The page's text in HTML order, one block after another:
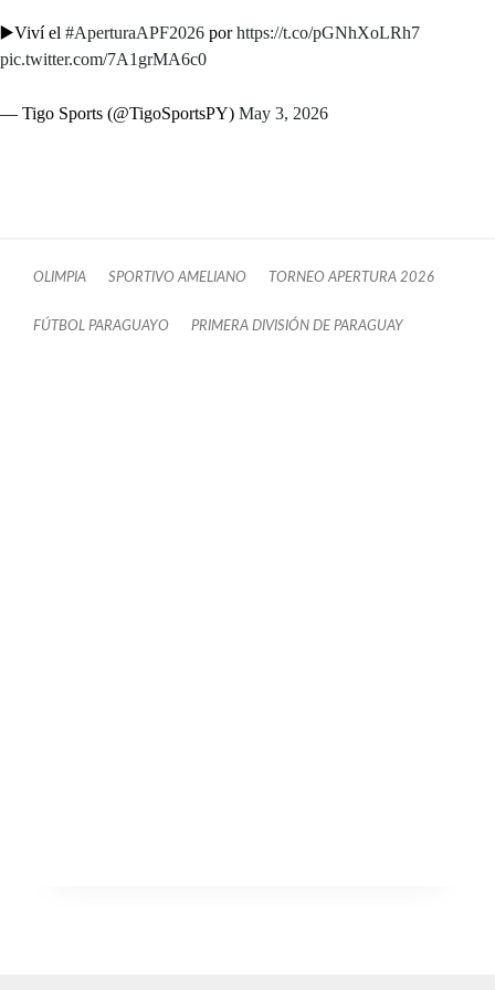
▶️Viví el #AperturaAPF2026 porhttps://t.co/pGNhXoLRh7
pic.twitter.com/7A1grMA6c0
— Tigo Sports (@TigoSportsPY) May 3, 2026
OLIMPIA SPORTIVO AMELIANO TORNEO APERTURA 2026
FÚTBOL PARAGUAYO PRIMERA DIVISIÓN DE PARAGUAY